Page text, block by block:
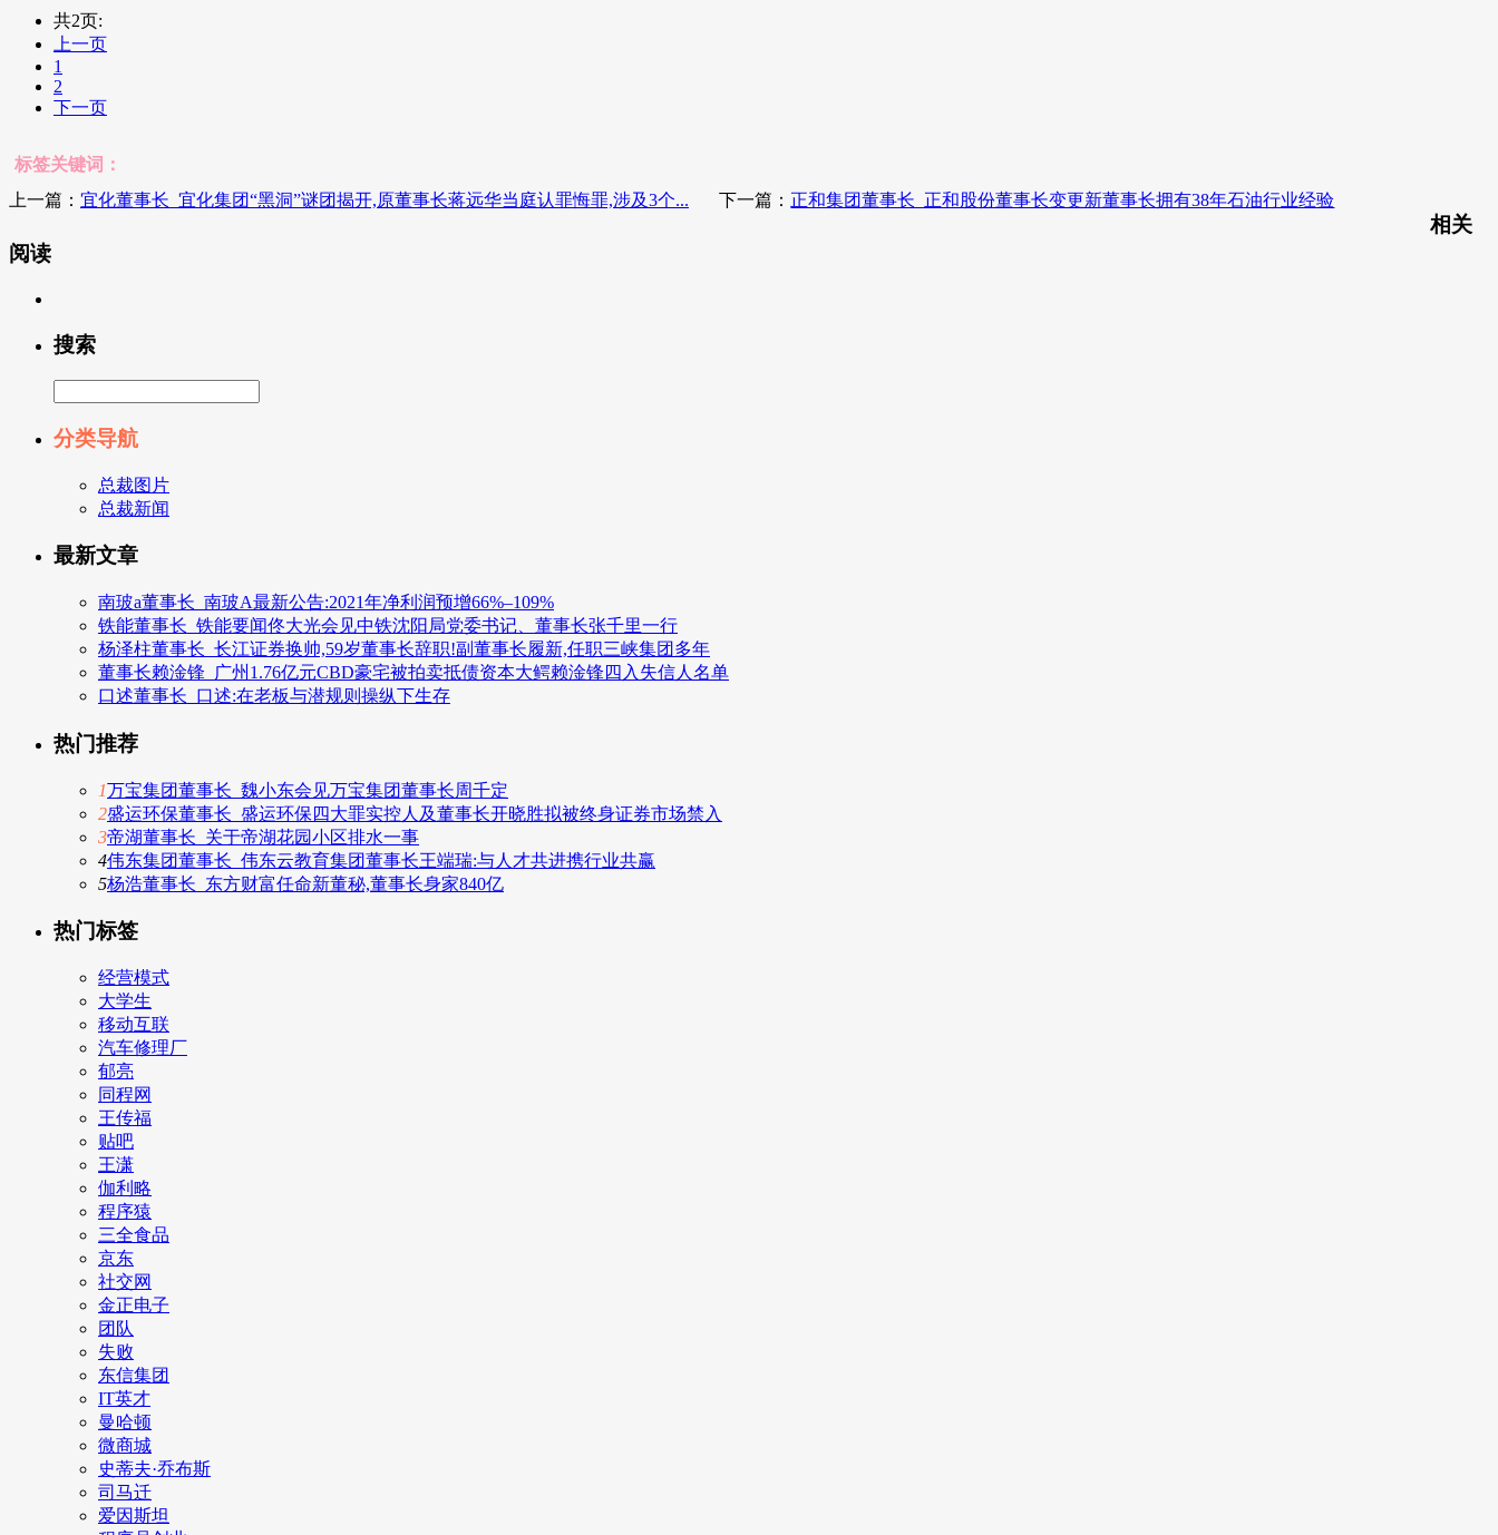
共2页:
上一页
1
2
下一页
标签关键词：
上一篇： 宜化董事长_宜化集团“黑洞”谜团揭开,原董事长蒋远华当庭认罪悔罪,涉及3个... 下一篇： 正和集团董事长_正和股份董事长变更新董事长拥有38年石油行业经验
相关
阅读
搜索
分类导航
总裁图片
总裁新闻
最新文章
南玻a董事长_南玻A最新公告:2021年净利润预增66%–109%
铁能董事长_铁能要闻佟大光会见中铁沈阳局党委书记、董事长张千里一行
杨泽柱董事长_长江证券换帅,59岁董事长辞职!副董事长履新,任职三峡集团多年
董事长赖淦锋_广州1.76亿元CBD豪宅被拍卖抵债资本大鳄赖淦锋四入失信人名单
口述董事长_口述:在老板与潜规则操纵下生存
热门推荐
1万宝集团董事长_魏小东会见万宝集团董事长周千定
2盛运环保董事长_盛运环保四大罪实控人及董事长开晓胜拟被终身证券市场禁入
3帝湖董事长_关于帝湖花园小区排水一事
4伟东集团董事长_伟东云教育集团董事长王端瑞:与人才共进携行业共赢
5杨浩董事长_东方财富任命新董秘,董事长身家840亿
热门标签
经营模式
大学生
移动互联
汽车修理厂
郁亮
同程网
王传福
贴吧
王潇
伽利略
程序猿
三全食品
京东
社交网
金正电子
团队
失败
东信集团
IT英才
曼哈顿
微商城
史蒂夫·乔布斯
司马迁
爱因斯坦